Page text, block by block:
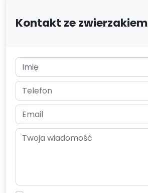
Kontakt ze zwierzakiem